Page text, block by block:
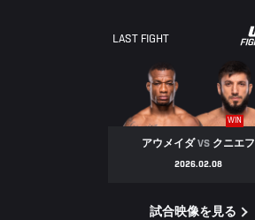
LAST FIGHT
WIN
アウメイダ VSクニエフ
2026.02.08
試合映像を見る